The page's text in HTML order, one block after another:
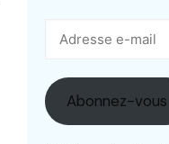
Abonnez-vous